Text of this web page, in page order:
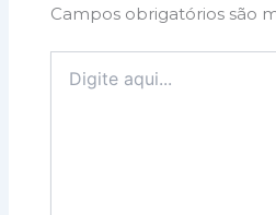
Campos obrigatórios são
aqui...